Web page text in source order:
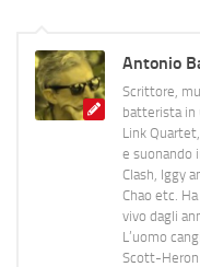
Antonio
Scrittore,
batterista in
Link
e suonando
Clash, Iggy
Chao etc.
vivo dagli
L’uomo
Scott-Heron